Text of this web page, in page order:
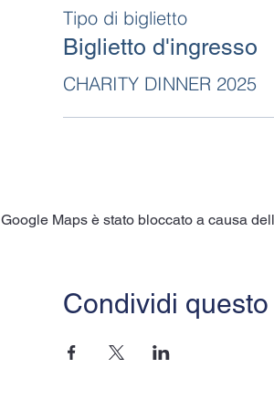
Tipo di biglietto
Biglietto d'ingresso
CHARITY DINNER 2025
Google Maps è stato bloccato a causa
Condividi